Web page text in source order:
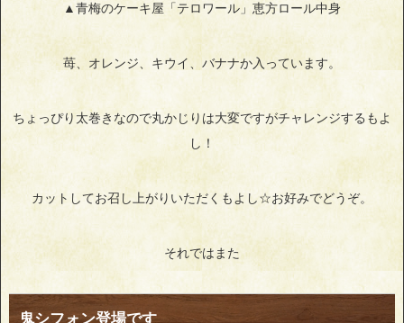
▲青梅のケーキ屋「テロワール」恵方ロール中身
苺、オレンジ、キウイ、バナナか入っています。
ちょっぴり太巻きなので丸かじりは大変ですがチャレンジするもよ
し！
カットしてお召し上がりいただくもよし☆お好みでどうぞ。
それではまた
鬼シフォン登場です